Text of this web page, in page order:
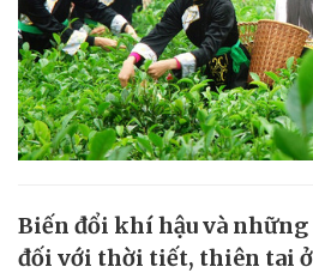
Biến đổi khí hậu và
đối với thời tiết, thiên tai